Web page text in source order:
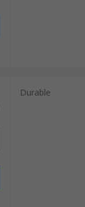
Durable